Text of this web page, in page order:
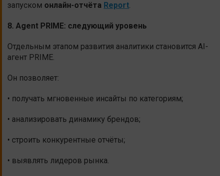
запуском онлайн-отчёта Report.
8. Agent PRIME: следующий уровень
Отдельным этапом развития аналитики становится AI-
агент PRIME.
Он позволяет:
• получать мгновенные инсайты по категориям;
• анализировать динамику брендов;
• строить конкурентные отчёты;
• выявлять лидеров рынка.